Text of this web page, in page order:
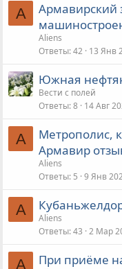
A
Армавирский
Aliens
Ответы 42 13 Янв
Южная
Вести с полей
Ответы 8 14 Авг
A
Метрополис,
Армавир
Aliens
Ответы 5 9 Янв
A
Aliens
Ответы 43 2 Мар
A При приёме